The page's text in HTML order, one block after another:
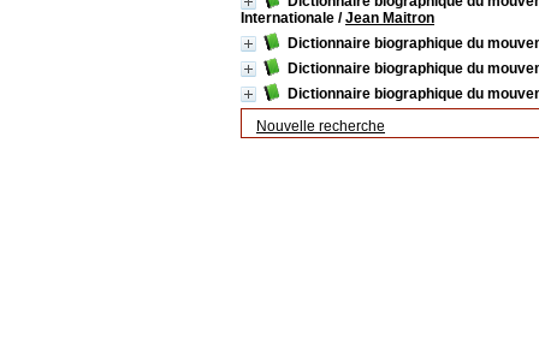
Internationale /Jean Maitron
Dictionnaire biographique du
Dictionnaire biographique du
Dictionnaire biographique du
Nouvelle recherche